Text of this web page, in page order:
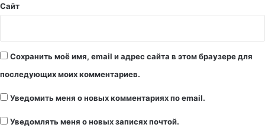
Сайт
Сохранить моё имя, email и адрес сайта в этом браузере для
последующих моих комментариев.
Уведомить меня о новых комментариях по email.
Уведомлять меня о новых записях почтой.